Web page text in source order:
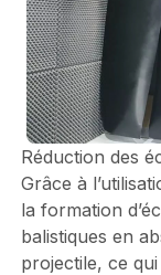
Réduction des
Grâce à
la formation
balistiques en
projectile, ce